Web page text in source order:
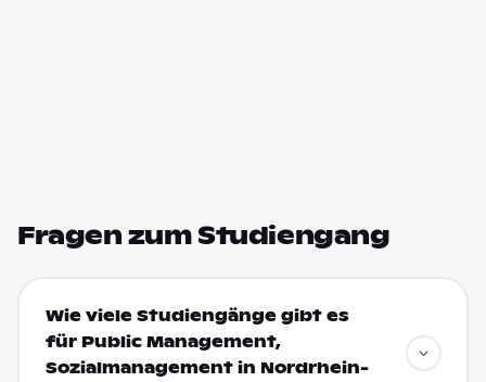
Fragen zum Studiengang
Wie viele Studiengänge gibt es
für Public Management,
Sozialmanagement in Nordrhein-